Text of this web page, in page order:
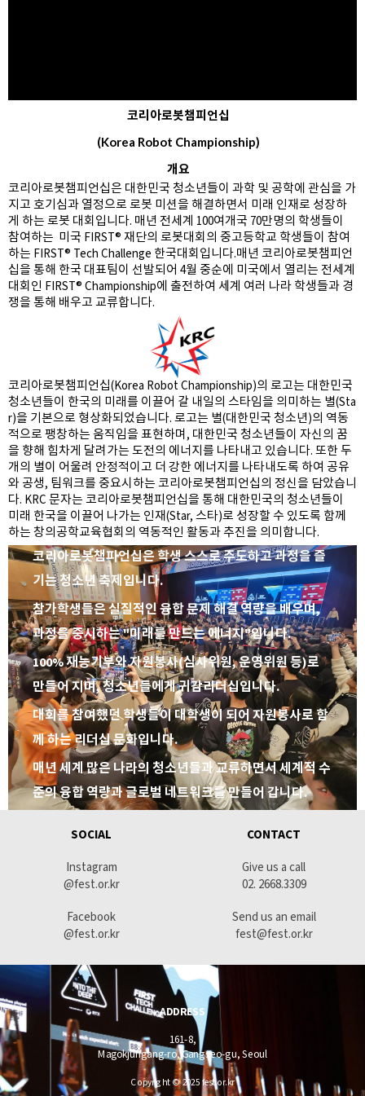
코리아로봇챔피언십
(Korea Robot Championship)
개요
코리아로봇챔피언십은 대한민국 청소년들이 과학 및 공학에 관심을 가
지고 호기심과 열정으로 로봇 미션을 해결하면서 미래 인재로 성장하
게 하는 로봇 대회입니다. 매년 전세계 100여개국 70만명의 학생들이
참여하는 미국 FIRST® 재단의 로봇대회의 중고등학교 학생들이 참여
하는 FIRST® Tech Challenge 한국대회입니다.매년 코리아로봇챔피언
십을 통해 한국 대표팀이 선발되어 4월 중순에 미국에서 열리는 전세계
대회인 FIRST® Championship에 출전하여 세계 여러 나라 학생들과 경
쟁을 통해 배우고 교류합니다.
코리아로봇챔피언십(Korea Robot Championship)의 로고는 대한민국
청소년들이 한국의 미래를 이끌어 갈 내일의 스타임을 의미하는 별(Sta
r)을 기본으로 형상화되었습니다. 로고는 별(대한민국 청소년)의 역동
적으로 팽창하는 움직임을 표현하며, 대한민국 청소년들이 자신의 꿈
을 향해 힘차게 달려가는 도전의 에너지를 나타내고 있습니다. 또한 두
개의 별이 어울려 안정적이고 더 강한 에너지를 나타내도록 하여 공유
와 공생, 팀워크를 중요시하는 코리아로봇챔피언십의 정신을 담았습니
다. KRC 문자는 코리아로봇챔피언십을 통해 대한민국의 청소년들이
미래 한국을 이끌어 나가는 인재(Star, 스타)로 성장할 수 있도록 함께
하는 창의공학교육협회의 역동적인 활동과 추진을 의미합니다.
코리아로봇챔피언십은 학생 스스로 주도하고 과정을 즐
기는 청소년 축제입니다.
참가학생들은 실질적인 융합 문제 해결 역량을 배우며,
과정을 중시하는 "미래를 만드는 에너지"입니다.
100% 재능기부와 자원봉사(심사위원, 운영위원 등)로
만들어 지며, 청소년들에게 귀감리더십입니다.
대회를 참여했던 학생들이 대학생이 되어 자원봉사로 함
께 하는 리더십 문화입니다.
매년 세계 많은 나라의 청소년들과 교류하면서 세계적 수
준의 융합 역량과 글로벌 네트워크를 만들어 갑니다.
SOCIAL
Instagram
@fest.or.kr
Facebook
@fest.or.kr
CONTACT
Give us a call
02. 2668.3309
Send us an email
fest@fest.or.kr
ADDRESS
161-8,
Magokjungang-ro, Gangseo-gu, Seoul
Copyright © 2025 fest.or.kr